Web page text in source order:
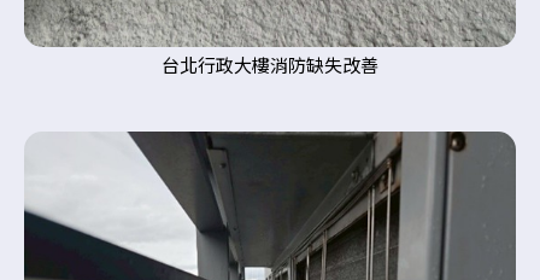
台北行政大樓消防缺失改善